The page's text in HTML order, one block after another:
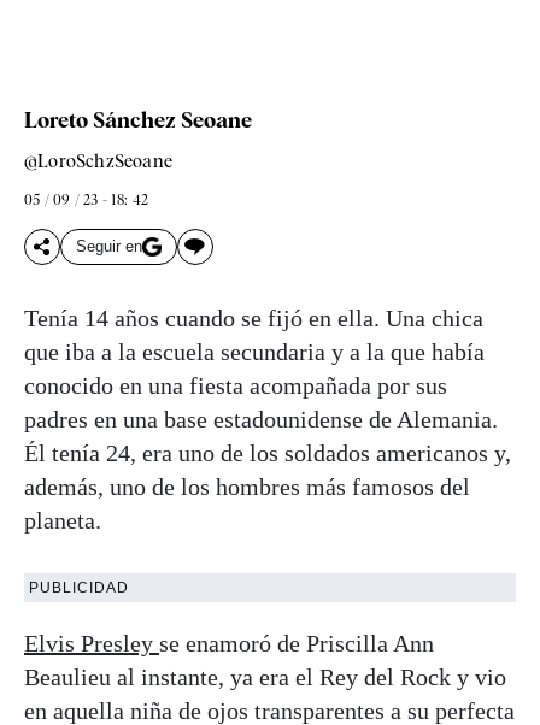
Loreto Sánchez Seoane
@LoroSchzSeoane
05 / 09 / 23 - 18: 42
Seguir en
Tenía 14 años cuando se fijó en ella. Una chica
que iba a la escuela secundaria y a la que había
conocido en una fiesta acompañada por sus
padres en una base estadounidense de Alemania.
Él tenía 24, era uno de los soldados americanos y,
además, uno de los hombres más famosos del
planeta.
PUBLICIDAD
Elvis Presley se enamoró de Priscilla Ann
Beaulieu al instante, ya era el Rey del Rock y vio
en aquella niña de ojos transparentes a su perfecta